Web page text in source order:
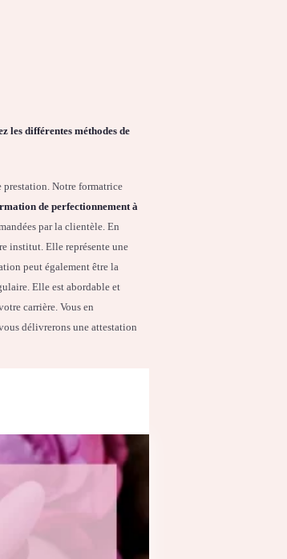
les différentes méthodes de
prestation. Notre formatrice
de perfectionnement à
par la clientèle. En
institut. Elle représente une
peut également être la
Elle est abordable et
carrière. Vous en
délivrerons une attestation